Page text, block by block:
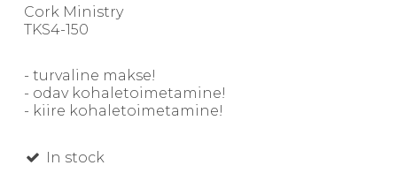
Cork Ministry
TKS4-150
- turvaline makse!
- odav kohaletoimetamine!
- kiire kohaletoimetamine!
In stock